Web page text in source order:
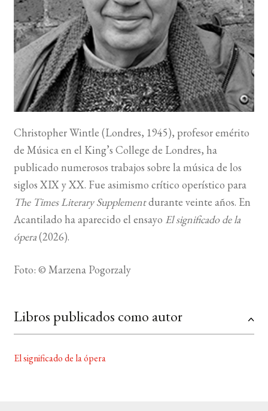
BUSCAR
LISTA DE LIBROS
Christopher Wintle (Londres, 1945), profesor emérito
de Música en el King’s College de Londres, ha
publicado numerosos trabajos sobre la música de los
siglos XIX y XX. Fue asimismo crítico operístico para
The Times Literary Supplementdurante veinte años. En
Acantilado ha aparecido el ensayo El significado de la
ópera(2026).
Foto: © Marzena Pogorzaly
Libros publicados como autor
El significado de la ópera